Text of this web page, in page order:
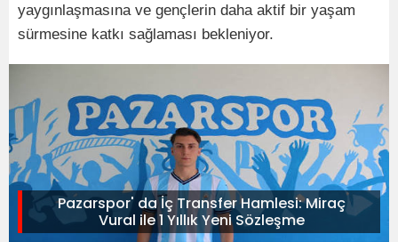
yaygınlaşmasına ve gençlerin daha aktif bir yaşam
sürmesine katkı sağlaması bekleniyor.
Pazarspor' da İç Transfer Hamlesi: Miraç
Vural ile 1 Yıllık Yeni Sözleşme